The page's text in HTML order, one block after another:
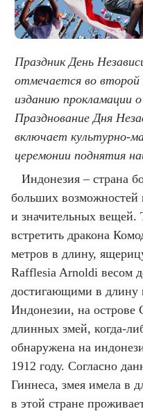
Праздник День
отмечается во второй
изданию прокламации
Празднование Дня
включает культурно-
церемонии поднятия
Индонезия – страна
больших
и значительных вещей.
встретить дракона
метров в длину,
Rafflesia Arnoldi весом
достигающими в длину
Индонезии, на острове
длинных змей, когда-
обнаружена на
1912 году. Согласно
Гиннеса, змея имела в
в этой стране